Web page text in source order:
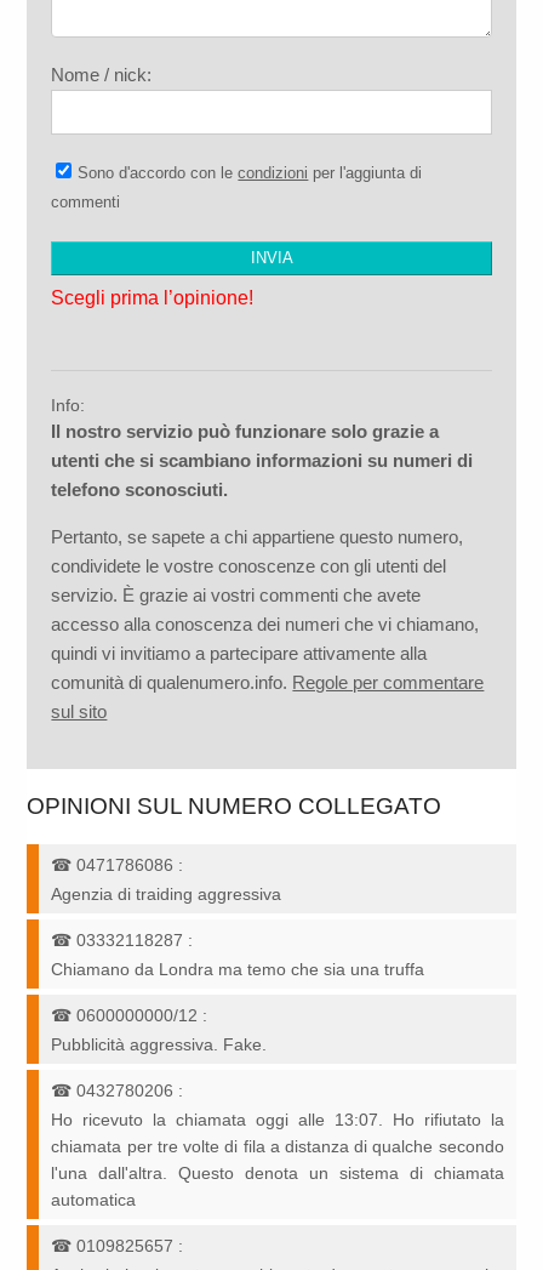
Nome / nick:
Sono d'accordo con lecondizioni per l'aggiunta di
commenti
Scegli prima l’opinione!
Info:
Il nostro servizio può funzionare solo grazie a
utenti che si scambiano informazioni su numeri di
telefono sconosciuti.
Pertanto, se sapete a chi appartiene questo numero,
condividete le vostre conoscenze con gli utenti del
servizio. È grazie ai vostri commenti che avete
accesso alla conoscenza dei numeri che vi chiamano,
quindi vi invitiamo a partecipare attivamente alla
comunità di qualenumero.info. Regole per commentare
sul sito
OPINIONI SUL NUMERO COLLEGATO
☎0471786086 :
Agenzia di traiding aggressiva
☎03332118287 :
Chiamano da Londra ma temo che sia una truffa
☎0600000000/12 :
Pubblicità aggressiva. Fake.
☎0432780206 :
Ho ricevuto la chiamata oggi alle 13:07. Ho rifiutato la
chiamata per tre volte di fila a distanza di qualche secondo
l'una dall'altra. Questo denota un sistema di chiamata
automatica
☎0109825657 :